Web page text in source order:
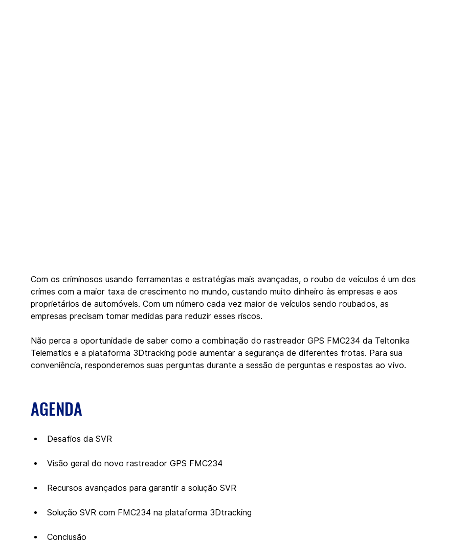
Com os criminosos usando ferramentas e estratégias mais avançadas, o roubo de veículos é um dos
crimes com a maior taxa de crescimento no mundo, custando muito dinheiro às empresas e aos
proprietários de automóveis. Com um número cada vez maior de veículos sendo roubados, as
empresas precisam tomar medidas para reduzir esses riscos.
Não perca a oportunidade de saber como a combinação do rastreador GPS FMC234 da Teltonika
Telematics e a plataforma 3Dtracking pode aumentar a segurança de diferentes frotas. Para sua
conveniência, responderemos suas perguntas durante a sessão de perguntas e respostas ao vivo.
AGENDA
Desafios da SVR
Visão geral do novo rastreador GPS FMC234
Recursos avançados para garantir a solução SVR
Solução SVR com FMC234 na plataforma 3Dtracking
Conclusão